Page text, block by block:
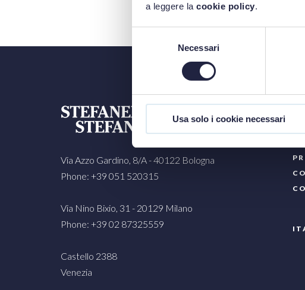
a leggere la cookie policy.
del
Necessari
Usa solo i cookie necessari
Via Azzo Gardino, 8/A - 40122 Bologna
Phone: +39 051 520315
Via Nino Bixio, 31 - 20129 Milano
Phone: +39 02 87325559
Castello 2388
Venezia